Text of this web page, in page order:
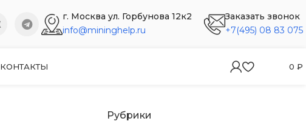
г. Москва ул. Горбунова 12к2
info@mininghelp.ru
Заказать звонок
+7(495) 08 83 075
КОНТАКТЫ 0 ₽
Рубрики